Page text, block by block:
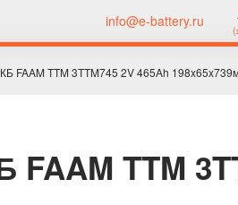
info@e-battery.ru
FAAM TTM 3TTM745 2V 465Ah
TTM